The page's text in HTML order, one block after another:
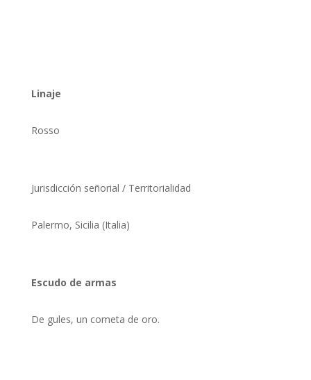
Linaje
Rosso
Jurisdicción señorial / Territorialidad
Palermo, Sicilia (Italia)
Escudo de armas
De gules, un cometa de oro.